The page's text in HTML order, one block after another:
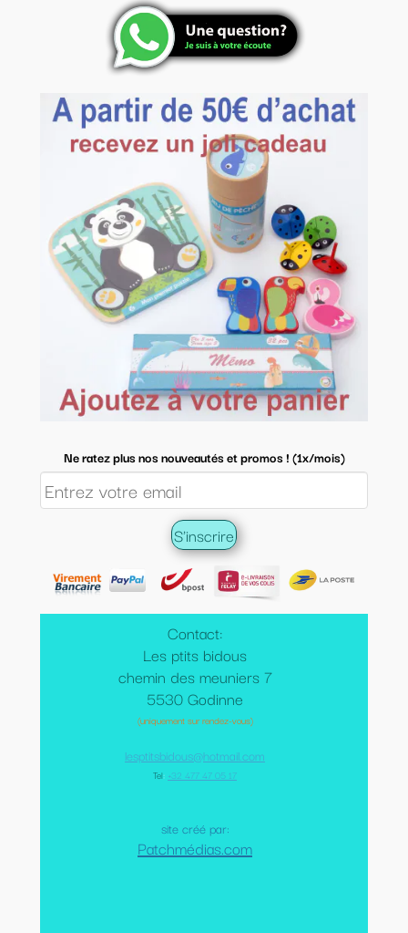
Contact:
Les ptits bidous
chemin des meuniers 7
5530 Godinne
(uniquement sur rendez-vous)
lesptitsbidous@hotmail.com
Tel: +32 477 47 05 17
site créé par:
Patchmédias.com
Ne ratez plus nos nouveautés et promos ! (1x/mois)